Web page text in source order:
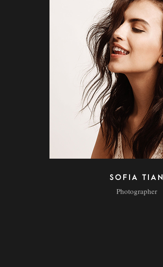
SOFIA TIAN
Photographer